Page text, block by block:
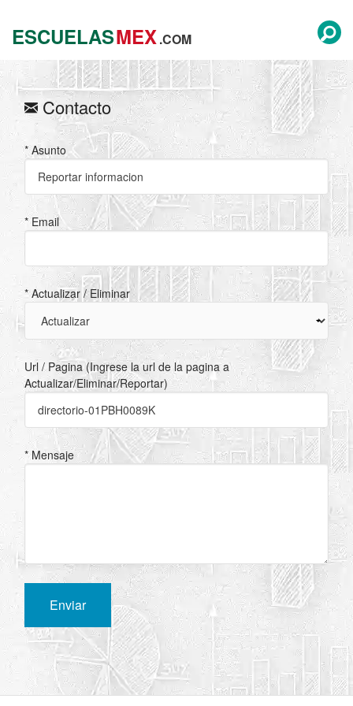
ESCUELASMEX.COM
Contacto
* Asunto
* Email
* Actualizar / Eliminar
Url / Pagina (Ingrese la url de la pagina a
Actualizar/Eliminar/Reportar)
* Mensaje
Enviar